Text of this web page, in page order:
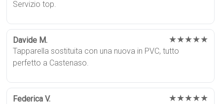
Servizio top.
Davide M. ★★★★★
Tapparella sostituita con una nuova in PVC, tutto
perfetto a Castenaso.
Federica V. ★★★★★